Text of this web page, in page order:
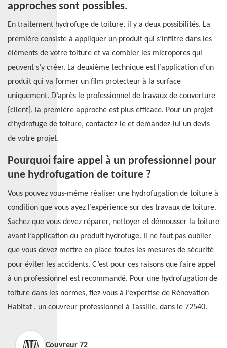
approches sont possibles.
En traitement hydrofuge de toiture, il y a deux possibilités. La
première consiste à appliquer un produit qui s’infiltre dans les
éléments de votre toiture et va combler les micropores qui
peuvent s’y créer. La deuxième technique est l’application d’un
produit qui va former un film protecteur à la surface
uniquement. D’après le professionnel de travaux de couverture
{client], la première approche est plus efficace. Pour un projet
d’hydrofuge de toiture, contactez-le et demandez-lui un devis
de votre projet.
Pourquoi faire appel à un professionnel pour
une hydrofugation de toiture ?
Vous pouvez vous-même réaliser une hydrofugation de toiture à
condition que vous ayez l’expérience sur des travaux de toiture.
Sachez que vous devez réparer, nettoyer et démousser la toiture
avant l’application du produit hydrofuge. Il ne faut pas oublier
que vous devez mettre en place toutes les mesures de sécurité
pour éviter les accidents. C’est pour ces raisons que faire appel
à un professionnel est recommandé. Pour une hydrofugation de
toiture dans les normes, fiez-vous à l’expertise de Rénovation
Habitat , un couvreur professionnel à Tassille, dans le 72540.
Couvreur 72